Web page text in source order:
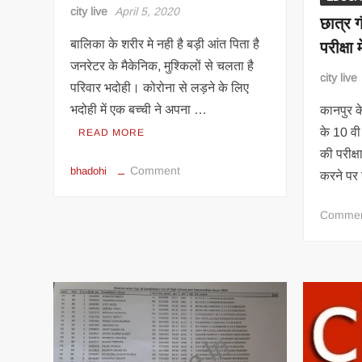
city live April 5, 2020
बालिका के शरीर मे नही है बड़ी आंत पिता है
जनरेटर के मैकेनिक, मुश्किलों से चलता है
परिवार भदोही। कोरोना से लड़ने के लिए
भदोही में एक बच्ची ने अपना …
READ MORE
bhadohi Commenton
रही
बालिका
ने
कोरोना
से
छात्र
city live
कानपुर
के 10 वी
की
करने